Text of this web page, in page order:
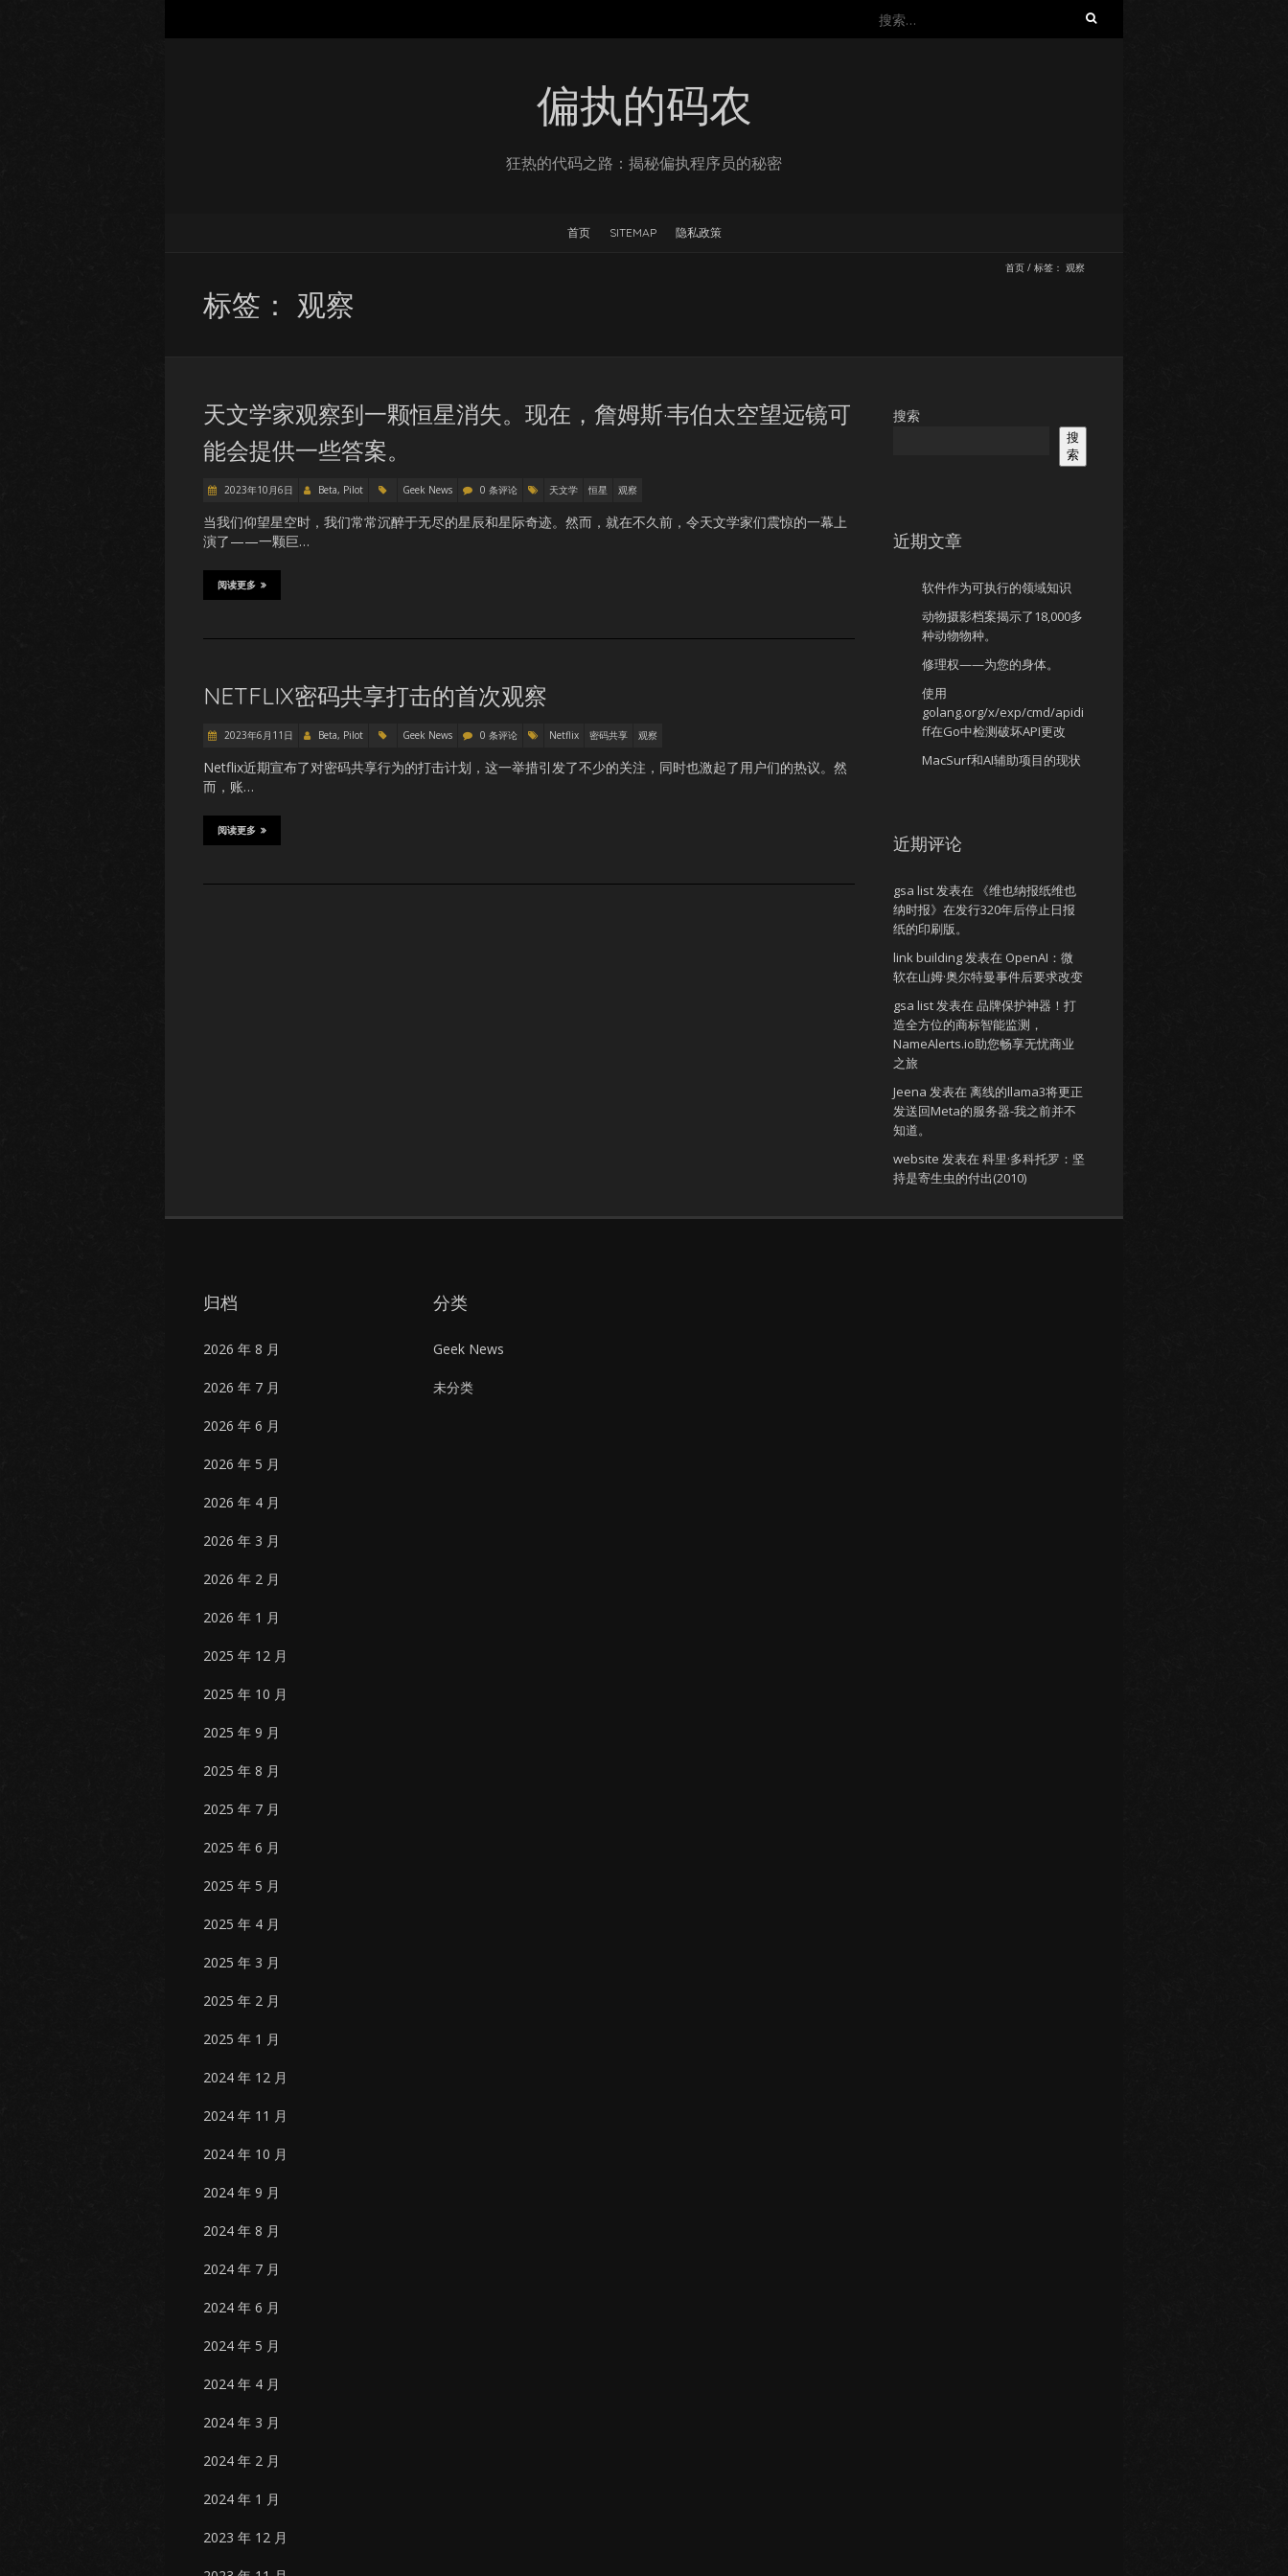
搜
偏执的码农
狂热的代码之路：揭秘偏执程序员的秘密
首页 SITEMAP 隐私政策
首页 / 标签： 观察
标签： 观察
天文学家观察到一颗恒星消失。现在，詹姆斯·韦伯太空望远镜可
能会提供一些答案。
2023年10月6日 Beta, Pilot Geek News 0 条评论 天文学 恒星 观察
当我们仰望星空时，我们常常沉醉于无尽的星辰和星际奇迹。然而，就在不久前，令天文学家们震惊的一幕上
演了——一颗巨…
阅读更多
NETFLIX密码共享打击的首次观察
2023年6月11日 Beta, Pilot Geek News 0 条评论 Netflix 密码共享 观察
Netflix近期宣布了对密码共享行为的打击计划，这一举措引发了不少的关注，同时也激起了用户们的热议。然
而，账…
阅读更多
搜索
搜
索
近期文章
软件作为可执行的领域知识
动物摄影档案揭示了18,000多
种动物物种。
修理权——为您的身体。
使用
golang.org/x/exp/cmd/apidi
ff在Go中检测破坏API更改
MacSurf和AI辅助项目的现状
近期评论
gsa list发表在
《维也纳报纸维也
纳时报》在发行320年后停止日报
纸的印刷版。
link building发表在 OpenAI：微
软在山姆·奥尔特曼事件后要求改变
gsa list发表在 品牌保护神器！打
造全方位的商标智能监测，
NameAlerts.io助您畅享无忧商业
之旅
Jeena 发表在 离线的llama3将更正
发送回Meta的服务器-我之前并不
知道。
website 发表在 科里·多科托罗：坚
持是寄生虫的付出(2010)
归档
2026 年 8 月
2026 年 7 月
2026 年 6 月
2026 年 5 月
2026 年 4 月
2026 年 3 月
2026 年 2 月
2026 年 1 月
2025 年 12 月
2025 年 10 月
2025 年 9 月
2025 年 8 月
2025 年 7 月
2025 年 6 月
2025 年 5 月
2025 年 4 月
2025 年 3 月
2025 年 2 月
2025 年 1 月
2024 年 12 月
2024 年 11 月
2024 年 10 月
2024 年 9 月
2024 年 8 月
2024 年 7 月
2024 年 6 月
2024 年 5 月
2024 年 4 月
2024 年 3 月
2024 年 2 月
2024 年 1 月
2023 年 12 月
分类
Geek News
未分类